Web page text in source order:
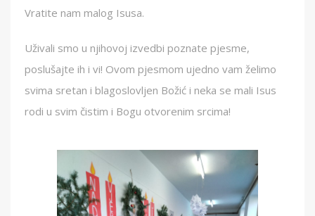
Vratite nam malog Isusa.
Uživali smo u njihovoj izvedbi poznate pjesme,
poslušajte ih i vi! Ovom pjesmom ujedno vam želimo
svima sretan i blagoslovljen Božić i neka se mali Isus
rodi u svim čistim i Bogu otvorenim srcima!